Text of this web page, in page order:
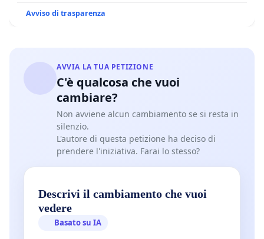
Avviso di trasparenza
AVVIA LA TUA PETIZIONE
C'è qualcosa che vuoi
cambiare?
Non avviene alcun cambiamento se si resta in
silenzio.
L'autore di questa petizione ha deciso di
prendere l'iniziativa. Farai lo stesso?
Descrivi il cambiamento che vuoi
vedere
Basato su IA